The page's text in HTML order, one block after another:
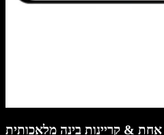
אחת & קריינות בינה מלאכותית